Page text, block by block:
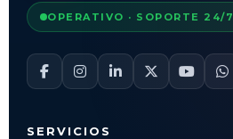
OPERATIVO · SOPORTE 24/7
SERVICIOS